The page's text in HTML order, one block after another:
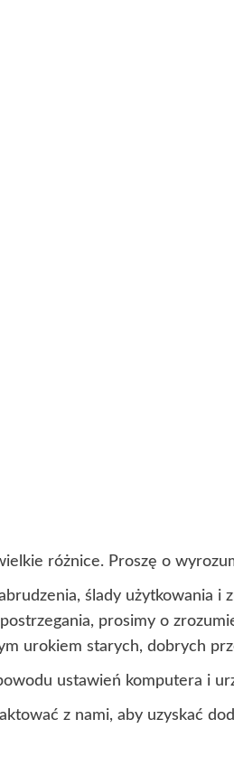
różnice. Proszę o
ślady użytkowania
prosimy o
urokiem starych, dobrych
ustawień komputera i
z nami, aby uzyskać